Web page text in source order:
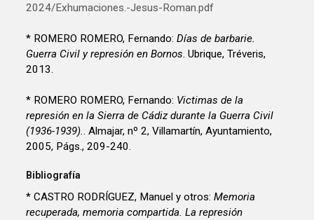
2024/Exhumaciones.-Jesus-Roman.pdf
* ROMERO ROMERO, Fernando:Días de barbarie.
Guerra Civil y represión en Bornos. Ubrique, Tréveris,
2013.
* ROMERO ROMERO, Fernando: Victimas de la
represión en la Sierra de Cádiz durante la Guerra Civil
(1936-1939).. Almajar, nº 2, Villamartín, Ayuntamiento,
2005, Págs., 209-240.
Bibliografía
* CASTRO RODRÍGUEZ, Manuel y otros:Memoria
recuperada, memoria compartida. La represión